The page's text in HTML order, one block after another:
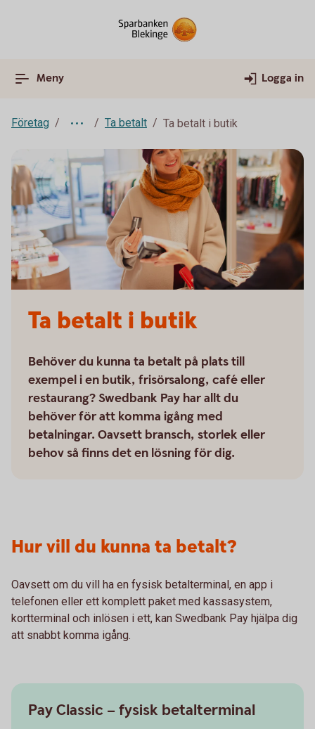
Meny Logga in
Företag Ta betalt Ta betalt i butik
Ta betalt i butik
Behöver du kunna ta betalt på plats till
exempel i en butik, frisörsalong, café eller
restaurang? Swedbank Pay har allt du
behöver för att komma igång med
betalningar. Oavsett bransch, storlek eller
behov så finns det en lösning för dig.
Hur vill du kunna ta betalt?
Oavsett om du vill ha en fysisk betalterminal, en app i
telefonen eller ett komplett paket med kassasystem,
kortterminal och inlösen i ett, kan Swedbank Pay hjälpa dig
att snabbt komma igång.
Pay Classic – fysisk betalterminal